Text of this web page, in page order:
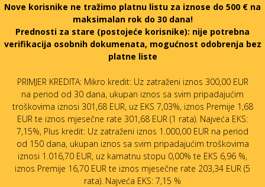
Nove korisnike ne tražimo platnu listu za iznose do 500 € na
maksimalan rok do 30 dana!
Prednosti za stare (postojeće korisnike): nije potrebna
verifikacija osobnih dokumenata, mogućnost odobrenja bez
platne liste
PRIMJER KREDITA: Mikro kredit: Uz zatraženi iznos 300,00 EUR
na period od 30 dana, ukupan iznos sa svim pripadajućim
troškovima iznosi 301,68 EUR, uz EKS 7,03%, iznos Premije 1,68
EUR te iznos mjesečne rate 301,68 EUR (1 rata). Najveća EKS:
7,15%, Plus kredit: Uz zatraženi iznos 1.000,00 EUR na period
od 150 dana, ukupan iznos sa svim pripadajućim troškovima
iznosi 1.016,70 EUR, uz kamatnu stopu 0,00% te EKS 6,96 %,
iznos Premije 16,70 EUR te iznos mjesečne rate 203,34 EUR (5
rata). Najveća EKS: 7,15 %